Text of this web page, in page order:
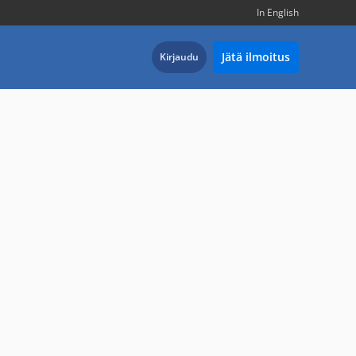
In English
Kirjaudu Jätä ilmoitus